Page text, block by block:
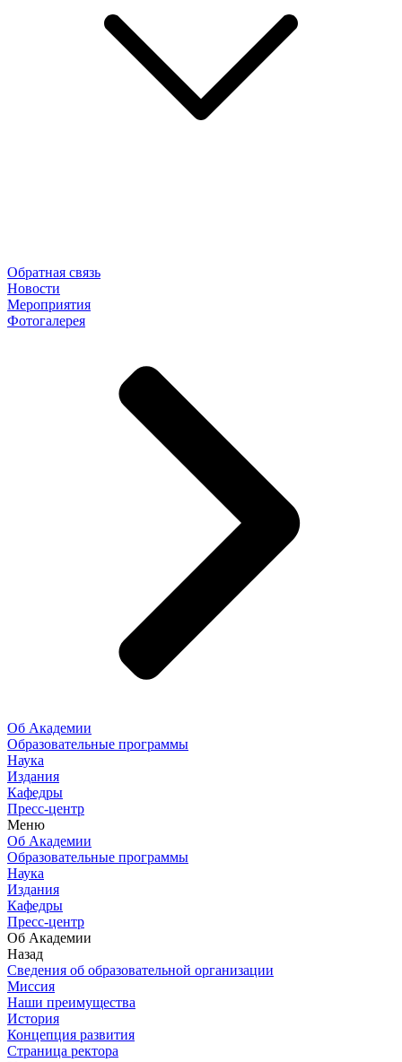
Обратная связь
Новости
Мероприятия
Фотогалерея
Об Академии
Образовательные программы
Наука
Издания
Кафедры
Пресс-центр
Меню
Об Академии
Образовательные программы
Наука
Издания
Кафедры
Пресс-центр
Об Академии
Назад
Сведения об образовательной организации
Миссия
Наши преимущества
История
Концепция развития
Страница ректора